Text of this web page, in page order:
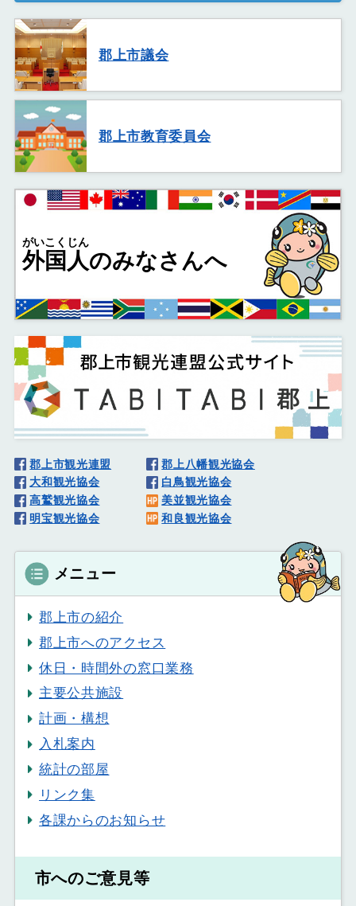
郡上市議会
郡上市教育委員会
外国人
がいこくじん
のみなさんへ
郡上市観光連盟
郡上八幡観光協会
大和観光協会
白鳥観光協会
高鷲観光協会
美並観光協会
明宝観光協会
和良観光協会
メニュー
郡上市の紹介
郡上市へのアクセス
休日・時間外の窓口業務
主要公共施設
計画・構想
入札案内
統計の部屋
リンク集
各課からのお知らせ
市へのご意見等